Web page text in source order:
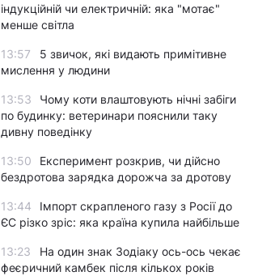
індукційній чи електричній: яка "мотає"
менше світла
13:57
5 звичок, які видають примітивне
мислення у людини
13:53
Чому коти влаштовують нічні забіги
по будинку: ветеринари пояснили таку
дивну поведінку
13:50
Експеримент розкрив, чи дійсно
бездротова зарядка дорожча за дротову
13:44
Імпорт скрапленого газу з Росії до
ЄС різко зріс: яка країна купила найбільше
13:23
На один знак Зодіаку ось-ось чекає
феєричний камбек після кількох років